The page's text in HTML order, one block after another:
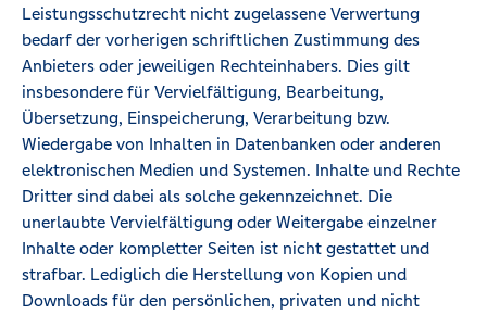
Leistungsschutzrecht nicht zugelassene Verwertung
bedarf der vorherigen schriftlichen Zustimmung des
Anbieters oder jeweiligen Rechteinhabers. Dies gilt
insbesondere für Vervielfältigung, Bearbeitung,
Übersetzung, Einspeicherung, Verarbeitung bzw.
Wiedergabe von Inhalten in Datenbanken oder anderen
elektronischen Medien und Systemen. Inhalte und Rechte
Dritter sind dabei als solche gekennzeichnet. Die
unerlaubte Vervielfältigung oder Weitergabe einzelner
Inhalte oder kompletter Seiten ist nicht gestattet und
strafbar. Lediglich die Herstellung von Kopien und
Downloads für den persönlichen, privaten und nicht